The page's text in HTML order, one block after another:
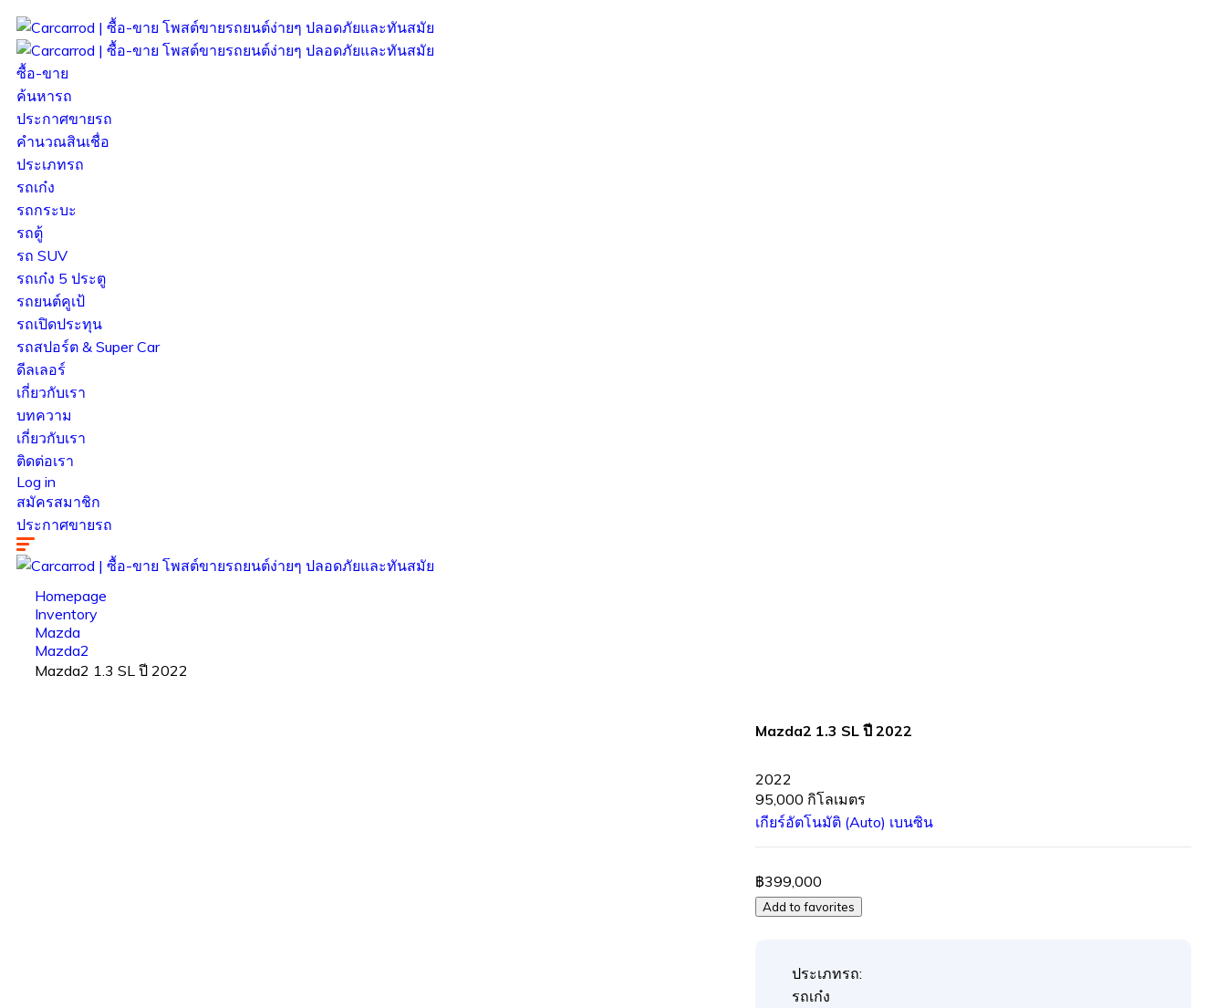
ซื้อ-ขาย
ค้นหารถ
ประกาศขายรถ
คำนวณสินเชื่อ
ประเภทรถ
รถเก๋ง
รถกระบะ
รถตู้
รถ SUV
รถเก๋ง 5 ประตู
รถยนต์คูเป้
รถเปิดประทุน
รถสปอร์ต & Super Car
ดีลเลอร์
เกี่ยวกับเรา
บทความ
เกี่ยวกับเรา
ติดต่อเรา
Log in
สมัครสมาชิก
ประกาศขายรถ
Homepage
Inventory
Mazda
Mazda2
Mazda2 1.3 SL ปี 2022
Mazda2 1.3 SL ปี 2022
2022
95,000 กิโลเมตร
เกียร์อัตโนมัติ (Auto) เบนซิน
฿399,000
Add to favorites
ประเภทรถ:
รถเก๋ง